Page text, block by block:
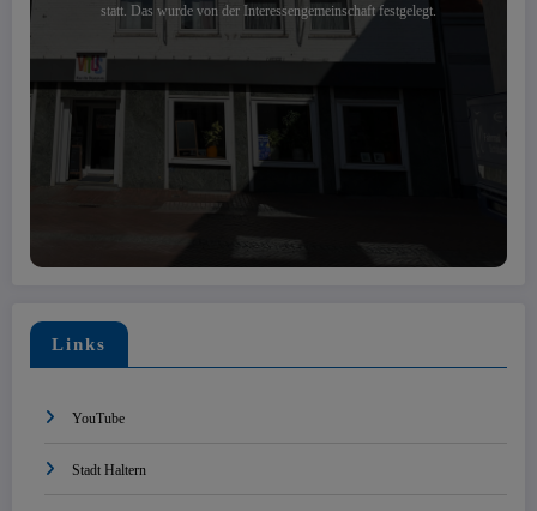
statt. Das wurde von der Interessengemeinschaft festgelegt.
Links
YouTube
Stadt Haltern